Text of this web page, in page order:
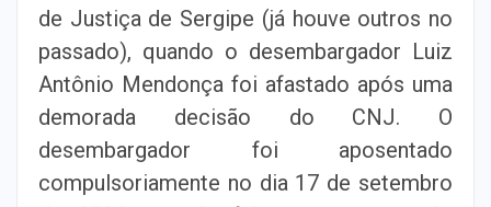
de Justiça de Sergipe (já houve outros no
passado), quando o desembargador Luiz
Antônio Mendonça foi afastado após uma
demorada decisão do CNJ. O
desembargador foi aposentado
compulsoriamente no dia 17 de setembro